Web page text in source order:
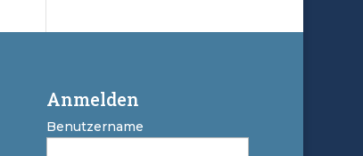
Anmelden
Benutzername